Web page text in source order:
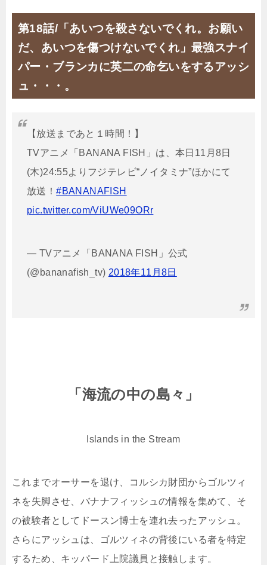
第18話/「あいつを殺さないでくれ。お願い
だ、あいつを傷つけないでくれ」最強スナイ
パー・ブランカに英二の命乞いをするアッシ
ュ・・・。
【放送まであと１時間！】
TVアニメ「BANANA FISH」は、本日11月8日
(木)24:55よりフジテレビ“ノイタミナ”ほかにて
放送！#BANANAFISH
pic.twitter.com/ViUWe09ORr
— TVアニメ「BANANA FISH」公式
(@bananafish_tv) 2018年11月8日
「海流の中の島々」
Islands in the Stream
これまでオーサーを退け、コルシカ財団からゴルツィ
ネを失脚させ、バナナフィッシュの情報を集めて、そ
の被験者としてドースン博士を連れ去ったアッシュ。
さらにアッシュは、ゴルツィネの背後にいる者を特定
するため、キッパード上院議員と接触します。